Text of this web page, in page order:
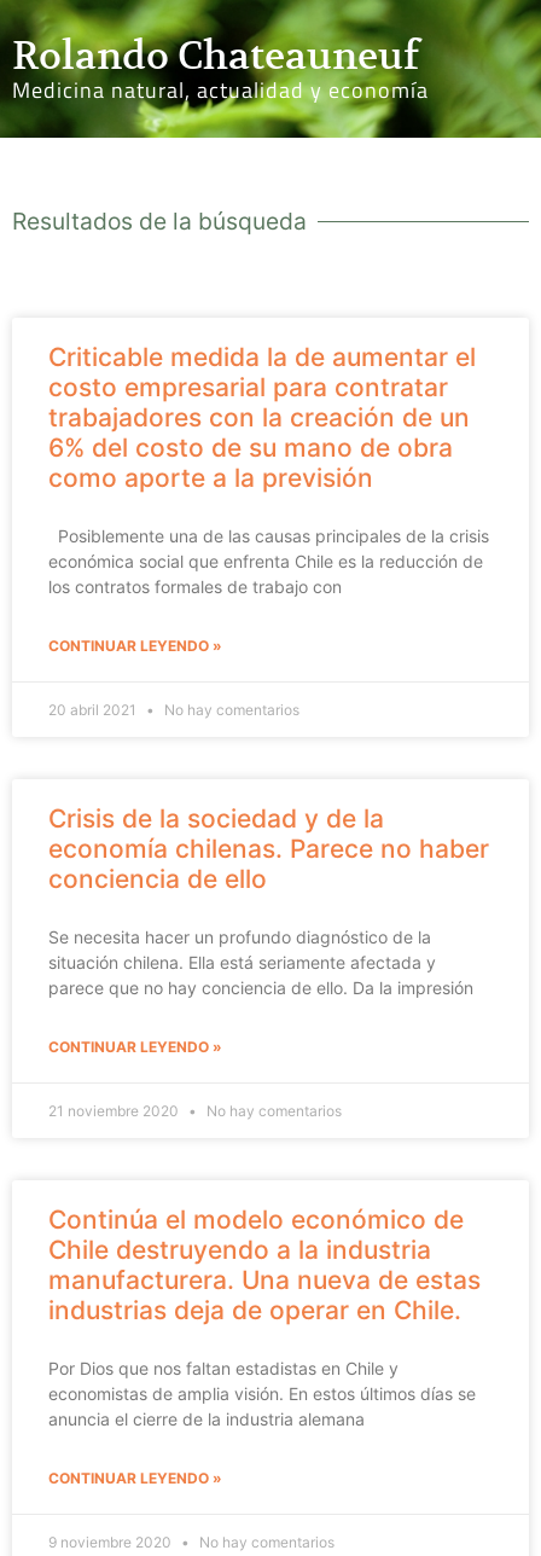
Rolando Chateauneuf
Medicina natural, actualidad y economía
Resultados de la búsqueda
Criticable medida la de aumentar el
costo empresarial para contratar
trabajadores con la creación de un
6% del costo de su mano de obra
como aporte a la previsión
Posiblemente una de las causas principales de la crisis
económica social que enfrenta Chile es la reducción de
los contratos formales de trabajo con
CONTINUAR LEYENDO »
20 abril 2021 No hay comentarios
Crisis de la sociedad y de la
economía chilenas. Parece no haber
conciencia de ello
Se necesita hacer un profundo diagnóstico de la
situación chilena. Ella está seriamente afectada y
parece que no hay conciencia de ello. Da la impresión
CONTINUAR LEYENDO »
21 noviembre 2020 No hay comentarios
Continúa el modelo económico de
Chile destruyendo a la industria
manufacturera. Una nueva de estas
industrias deja de operar en Chile.
Por Dios que nos faltan estadistas en Chile y
economistas de amplia visión. En estos últimos días se
anuncia el cierre de la industria alemana
CONTINUAR LEYENDO »
9 noviembre 2020 No hay comentarios